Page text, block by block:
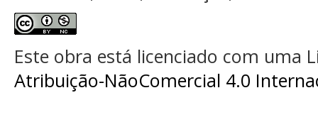
Este obra está licenciado com uma
Atribuição-NãoComercial 4.0